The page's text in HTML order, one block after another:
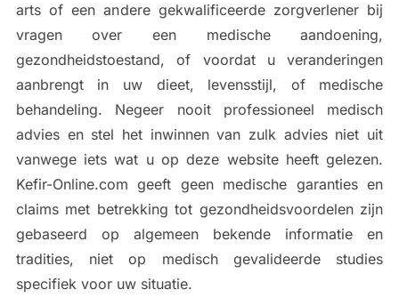
arts of een andere gekwalificeerde zorgverlener bij
vragen over een medische aandoening,
gezondheidstoestand, of voordat u veranderingen
aanbrengt in uw dieet, levensstijl, of medische
behandeling. Negeer nooit professioneel medisch
advies en stel het inwinnen van zulk advies niet uit
vanwege iets wat u op deze website heeft gelezen.
Kefir-Online.com geeft geen medische garanties en
claims met betrekking tot gezondheidsvoordelen zijn
gebaseerd op algemeen bekende informatie en
tradities, niet op medisch gevalideerde studies
specifiek voor uw situatie.